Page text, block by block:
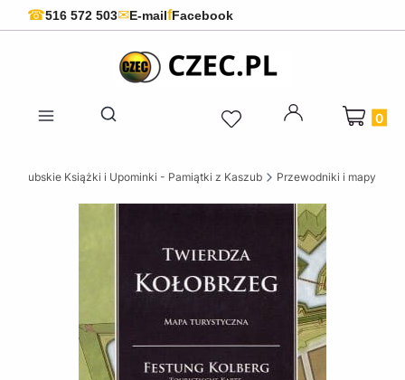
☎516 572 503✉E-mailfFacebook
Otwórz wyszukiwarkę
Produkty
Kaszubskie Książki i Upominki - Pamiątki z Kaszub Przewodniki i mapy